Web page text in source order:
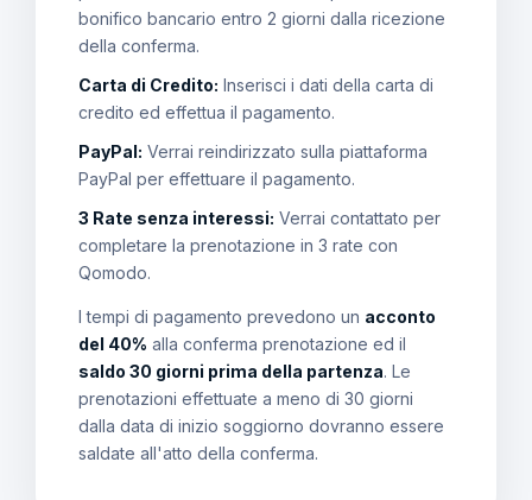
bonifico bancario entro 2 giorni dalla ricezione
della conferma.
Carta di Credito: Inserisci i dati della carta di
credito ed effettua il pagamento.
PayPal: Verrai reindirizzato sulla piattaforma
PayPal per effettuare il pagamento.
3 Rate senza interessi: Verrai contattato per
completare la prenotazione in 3 rate con
Qomodo.
I tempi di pagamento prevedono un acconto
del 40% alla conferma prenotazione ed il
saldo 30 giorni prima della partenza. Le
prenotazioni effettuate a meno di 30 giorni
dalla data di inizio soggiorno dovranno essere
saldate all'atto della conferma.